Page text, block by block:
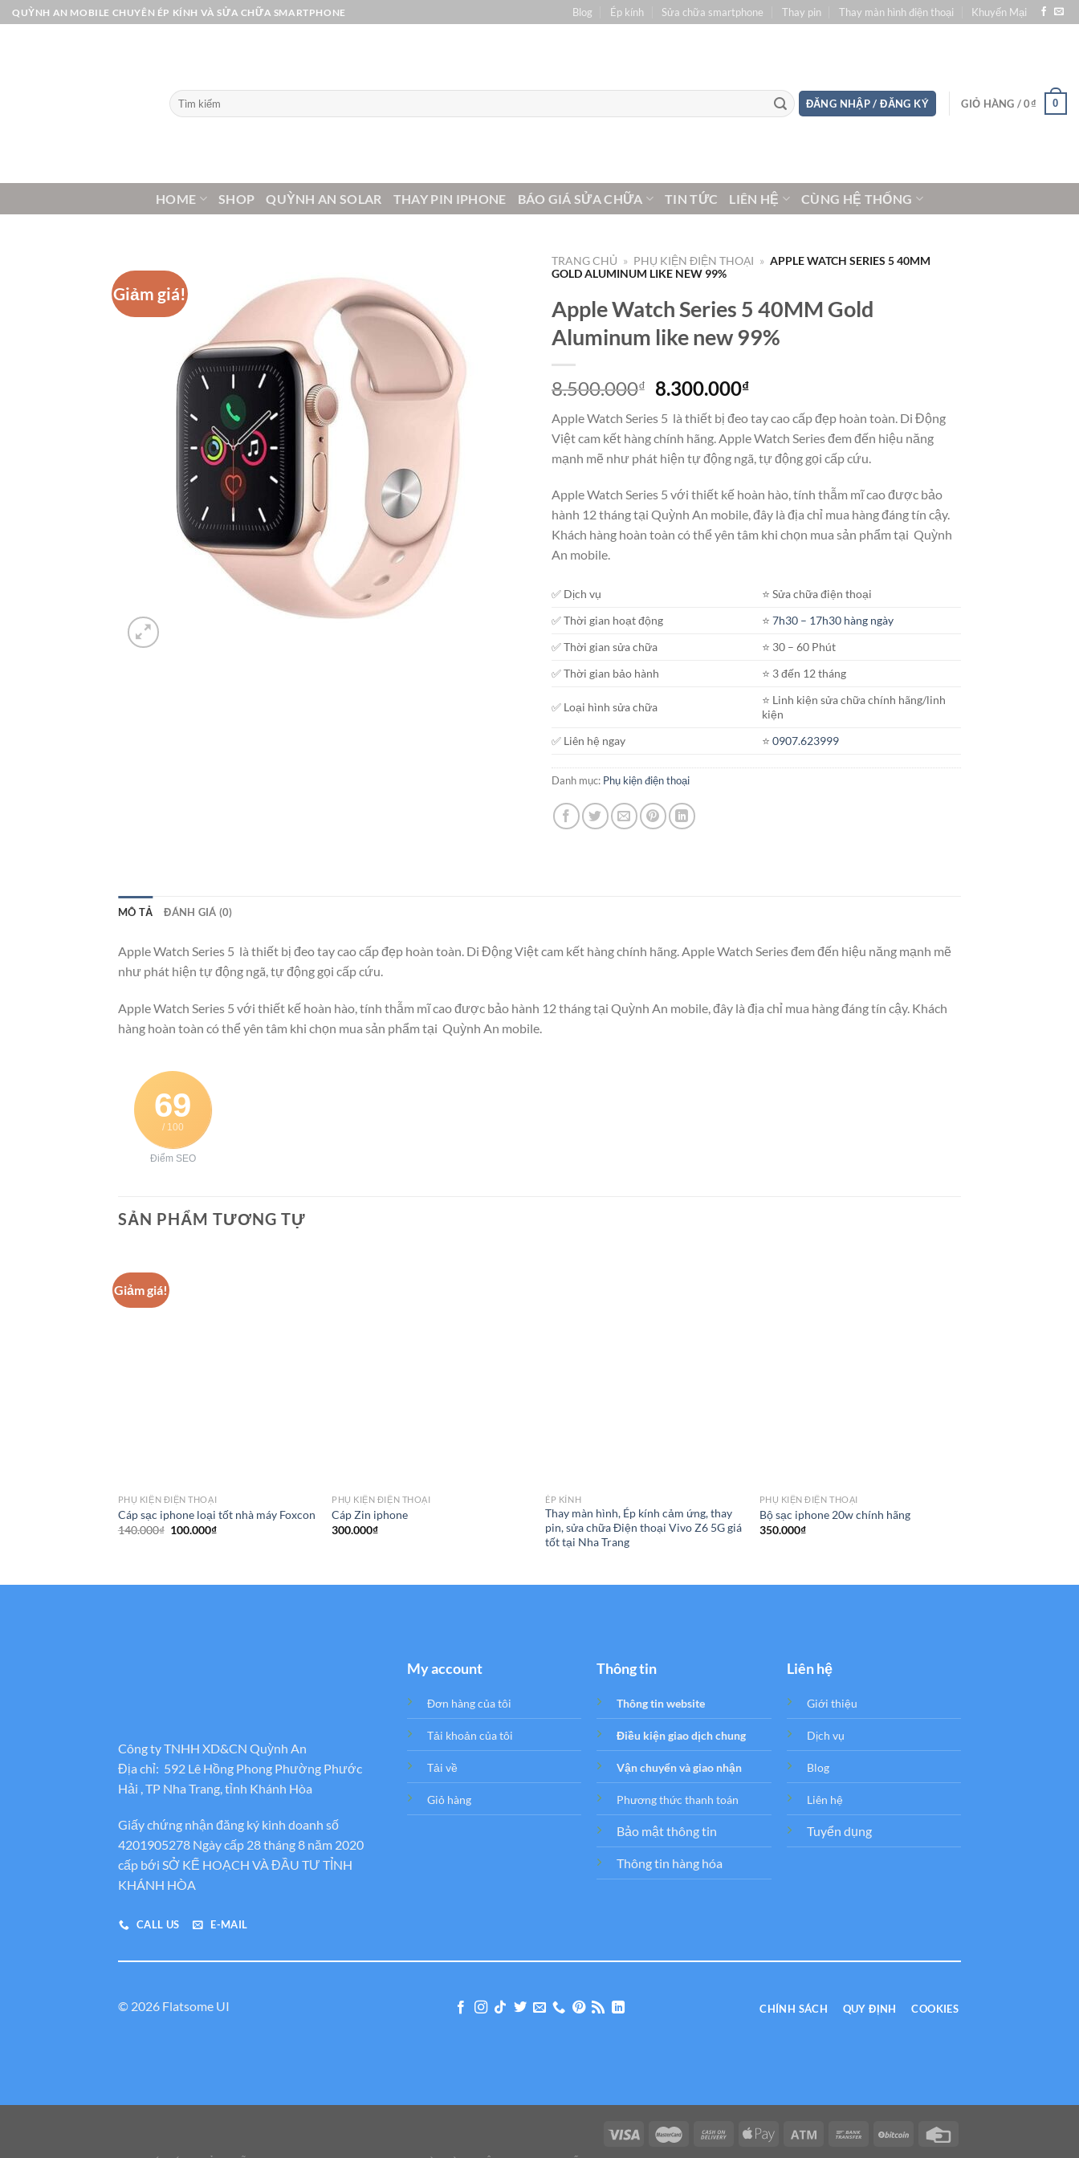
Bỏ
qua
QUỲNH AN MOBILE CHUYÊN ÉP KÍNH VÀ SỬA CHỮA SMARTPHONE Blog Ép kính Sửa chữa smartphone Thay pin Thay màn hình điện thoại Khuyến Mại
Tìm
kiếm:
ĐĂNG NHẬP / ĐĂNG KÝ GIỎ HÀNG /0₫ 0
HOME SHOP QUỲNH AN SOLAR THAY PIN IPHONE BÁO GIÁ SỬA CHỮA TIN TỨC LIÊN HỆ CÙNG HỆ THỐNG
Giảm giá!
TRANG CHỦ » PHỤ KIỆN ĐIỆN THOẠI » APPLE WATCH SERIES 5 40MM
GOLD ALUMINUM LIKE NEW 99%
Apple Watch Series 5 40MM Gold
Aluminum like new 99%
8.500.000₫
Giá
là:
8.500.000₫.
8.300.000₫Giá
tại
là:
8.300.000₫.
Apple Watch Series 5 là thiết bị đeo tay cao cấp đẹp hoàn toàn. Di Động
Việt cam kết hàng chính hãng. Apple Watch Series đem đến hiệu năng
mạnh mẽ như phát hiện tự động ngã, tự động gọi cấp cứu.
Apple Watch Series 5 với thiết kế hoàn hào, tính thẫm mĩ cao được bảo
hành 12 tháng tại Quỳnh An mobile, đây là địa chỉ mua hàng đáng tín cậy.
Khách hàng hoàn toàn có thể yên tâm khi chọn mua sản phẩm tại Quỳnh
An mobile.
✅ Dịch vụ
⭐️ Sửa chữa điện thoại
✅ Thời gian hoạt động
⭐️7h30 – 17h30 hàng ngày
✅ Thời gian sửa chữa
⭐️ 30 – 60 Phút
✅ Thời gian bảo hành
⭐️ 3 đến 12 tháng
✅ Loại hình sửa chữa
⭐️ Linh kiện sửa chữa chính hãng/linh
kiện
✅ Liên hệ ngay
⭐️0907.623999
Danh mục: Phụ kiện điện thoại
MÔ TẢ ĐÁNH GIÁ (0)
Apple Watch Series 5 là thiết bị đeo tay cao cấp đẹp hoàn toàn. Di Động Việt cam kết hàng chính hãng. Apple Watch Series đem đến hiệu năng mạnh mẽ
như phát hiện tự động ngã, tự động gọi cấp cứu.
Apple Watch Series 5 với thiết kế hoàn hào, tính thẫm mĩ cao được bảo hành 12 tháng tại Quỳnh An mobile, đây là địa chỉ mua hàng đáng tín cậy. Khách
hàng hoàn toàn có thể yên tâm khi chọn mua sản phẩm tại Quỳnh An mobile.
69
/ 100
Điểm SEO
SẢN PHẨM TƯƠNG TỰ
Giảm giá!
PHỤ KIỆN ĐIỆN THOẠI
Cáp sạc iphone loại tốt nhà máy Foxcon
140.000₫ Giá
100.000₫Giá
PHỤ KIỆN ĐIỆN THOẠI
Cáp Zin iphone
300.000₫
ÉP KÍNH
Thay màn hình, Ép kính cảm ứng, thay
pin, sửa chữa Điện thoại Vivo Z6 5G giá
tốt tại Nha Trang
PHỤ KIỆN ĐIỆN THOẠI
Bộ sạc iphone 20w chính hãng
350.000₫
Công ty TNHH XD&CN Quỳnh An
Địa chỉ: 592 Lê Hồng Phong Phường Phước
Hải , TP Nha Trang, tỉnh Khánh Hòa
Giấy chứng nhận đăng ký kinh doanh số
4201905278 Ngày cấp 28 tháng 8 năm 2020
cấp bới SỞ KẾ HOẠCH VÀ ĐẦU TƯ TỈNH
KHÁNH HÒA
CALL US E-MAIL
My account
Đơn hàng của tôi
Tải khoản của tôi
Tải về
Giỏ hàng
Thông tin
Thông tin website
Điều kiện giao dịch chung
Vận chuyển và giao nhận
Phương thức thanh toán
Bảo mật thông tin
Thông tin hàng hóa
Liên hệ
Giới thiệu
Dịch vụ
Blog
Liên hệ
Tuyển dụng
© 2026 Flatsome UI CHÍNH SÁCH QUY ĐỊNH COOKIES